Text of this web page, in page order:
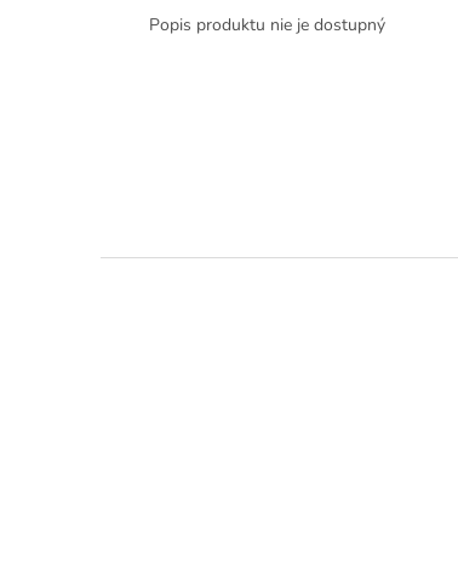
Popis produktu nie je dostupný